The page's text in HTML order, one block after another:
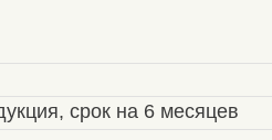
срок на 6 месяцев